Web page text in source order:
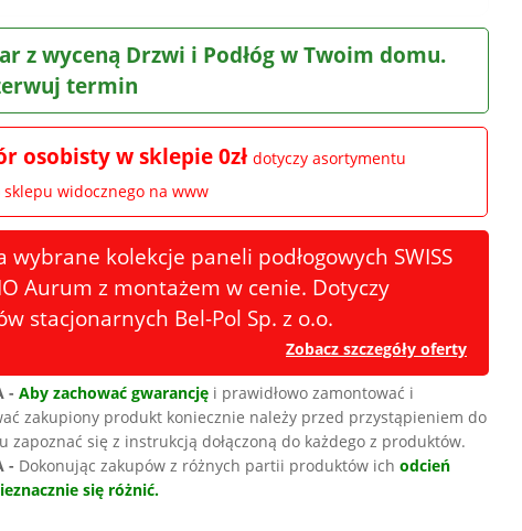
z wyceną Drzwi i Podłóg w Twoim domu.
termin
osobisty w sklepie 0złdotyczy asortymentu
sklepu widocznego na www
wybrane kolekcje paneli podłogowych SWISS
Aurum z montażem w cenie. Dotyczy
stacjonarnych Bel-Pol Sp. z o.o.
Zobacz szczegóły oferty
-Aby zachować gwarancję i prawidłowo zamontować i
zakupiony produkt koniecznie należy przed przystąpieniem do
zapoznać się z instrukcją dołączoną do każdego z produktów.
- Dokonując zakupów z różnych partii produktów ichodcień
się różnić.